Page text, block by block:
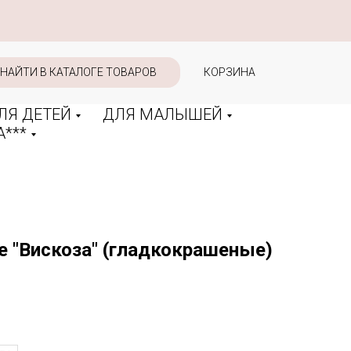
НАЙТИ В КАТАЛОГЕ ТОВАРОВ КОРЗИНА
ДЕТЕЙ
ДЛЯ МАЛЫШЕЙ
"Вискоза" (гладкокрашеные)